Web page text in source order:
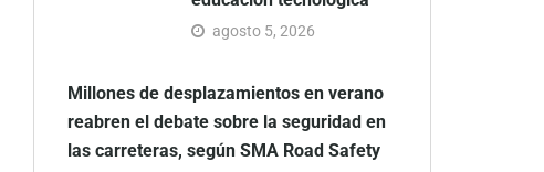
agosto 5, 2026
Millones de desplazamientos en verano
reabren el debate sobre la seguridad en
las carreteras, según SMA Road Safety